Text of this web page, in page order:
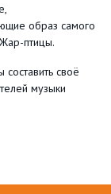
образ самого
птицы.
своё
музыки